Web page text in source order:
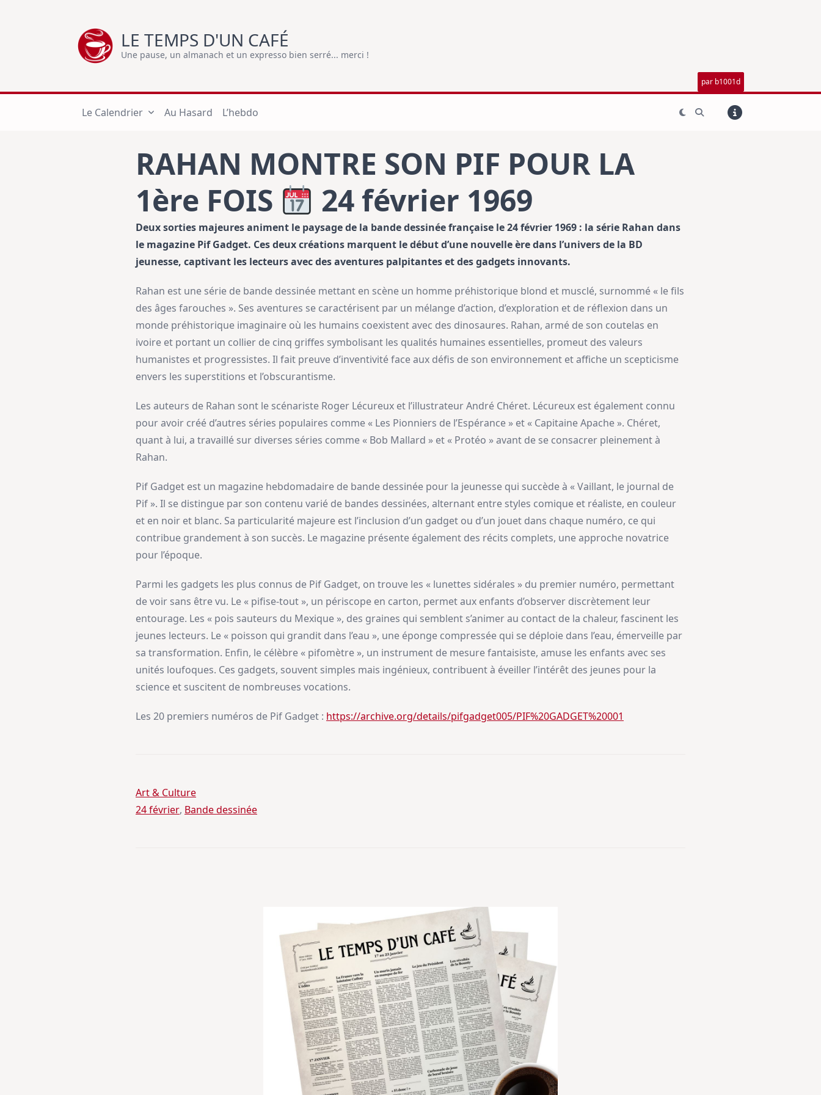
LE TEMPS D'UN CAFÉ
Une pause, un almanach et un expresso bien serré... merci !
par b1001d
Le Calendrier Au Hasard L’hebdo
RAHAN MONTRE SON PIF POUR LA
1ère FOIS
24 février 1969
Deux sorties majeures animent le paysage de la bande dessinée française le 24 février 1969 : la série Rahan dans
le magazine Pif Gadget. Ces deux créations marquent le début d’une nouvelle ère dans l’univers de la BD
jeunesse, captivant les lecteurs avec des aventures palpitantes et des gadgets innovants.
Rahan est une série de bande dessinée mettant en scène un homme préhistorique blond et musclé, surnommé « le fils
des âges farouches ». Ses aventures se caractérisent par un mélange d’action, d’exploration et de réflexion dans un
monde préhistorique imaginaire où les humains coexistent avec des dinosaures. Rahan, armé de son coutelas en
ivoire et portant un collier de cinq griffes symbolisant les qualités humaines essentielles, promeut des valeurs
humanistes et progressistes. Il fait preuve d’inventivité face aux défis de son environnement et affiche un scepticisme
envers les superstitions et l’obscurantisme.
Les auteurs de Rahan sont le scénariste Roger Lécureux et l’illustrateur André Chéret. Lécureux est également connu
pour avoir créé d’autres séries populaires comme « Les Pionniers de l’Espérance » et « Capitaine Apache ». Chéret,
quant à lui, a travaillé sur diverses séries comme « Bob Mallard » et « Protéo » avant de se consacrer pleinement à
Rahan.
Pif Gadget est un magazine hebdomadaire de bande dessinée pour la jeunesse qui succède à « Vaillant, le journal de
Pif ». Il se distingue par son contenu varié de bandes dessinées, alternant entre styles comique et réaliste, en couleur
et en noir et blanc. Sa particularité majeure est l’inclusion d’un gadget ou d’un jouet dans chaque numéro, ce qui
contribue grandement à son succès. Le magazine présente également des récits complets, une approche novatrice
pour l’époque.
Parmi les gadgets les plus connus de Pif Gadget, on trouve les « lunettes sidérales » du premier numéro, permettant
de voir sans être vu. Le « pifise-tout », un périscope en carton, permet aux enfants d’observer discrètement leur
entourage. Les « pois sauteurs du Mexique », des graines qui semblent s’animer au contact de la chaleur, fascinent les
jeunes lecteurs. Le « poisson qui grandit dans l’eau », une éponge compressée qui se déploie dans l’eau, émerveille par
sa transformation. Enfin, le célèbre « pifomètre », un instrument de mesure fantaisiste, amuse les enfants avec ses
unités loufoques. Ces gadgets, souvent simples mais ingénieux, contribuent à éveiller l’intérêt des jeunes pour la
science et suscitent de nombreuses vocations.
Les 20 premiers numéros de Pif Gadget : https://archive.org/details/pifgadget005/PIF%20GADGET%20001
Art & Culture
24 février, Bande dessinée